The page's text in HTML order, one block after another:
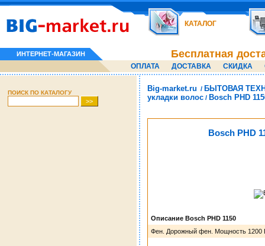
КАТАЛОГ
ИНТЕРНЕТ-МАГАЗИН Бесплатная
ОПЛАТА ДОСТАВКА СКИДКА
ПОИСК ПО КАТАЛОГУ Big-market.ru / БЫТОВАЯ
укладки волос / Bosch PHD
Bosch PHD
Описание Bosch PHD 1150
Фен. Дорожный фен. Мощность 1200